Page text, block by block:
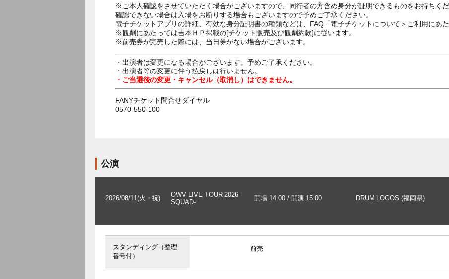
※ご本人確認をさせていただく場合がございますので、同行者の方含め身分が証明できるものをお持ちくだ
確認できない場合は入場をお断りする場合もございますので予めご了承ください。
電子チケットアプリの詳細、有効な身分証明書の種類などは、FAQ「電子チケットについて＞ご利用にあ
※観劇にあたっては吉本ＨＰ掲載の[チケット販売及び観劇約款]に従います。
※前売券が完売した際には、当日券がない場合がございます。
・出演者は変更になる場合がございます。予めご了承ください。
・出演者等の変更に伴う払戻しは行いません。
・ご当選後の変更・キャンセル（取消し）はできません。
FANYチケット問合せダイヤル
0570-550-100
公演
2026/08/11(火・祝)
OWV LIVE TOUR 2026 -
SQUAD-
開場 14:00 / 開演 15:00 DRUM LOGOS (福岡県)
スタンディング（整理
番号付）
前売